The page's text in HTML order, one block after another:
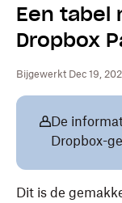
Een tabel
Dropbox
Bijgewerkt Dec 19,
De
Dropbox-
Dit is de